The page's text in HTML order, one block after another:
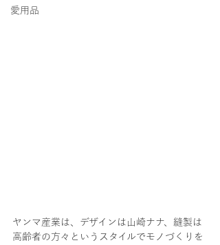
愛用品
ヤンマ産業は、デザインは山崎ナナ、縫製は
高齢者の方々というスタイルでモノづくりを